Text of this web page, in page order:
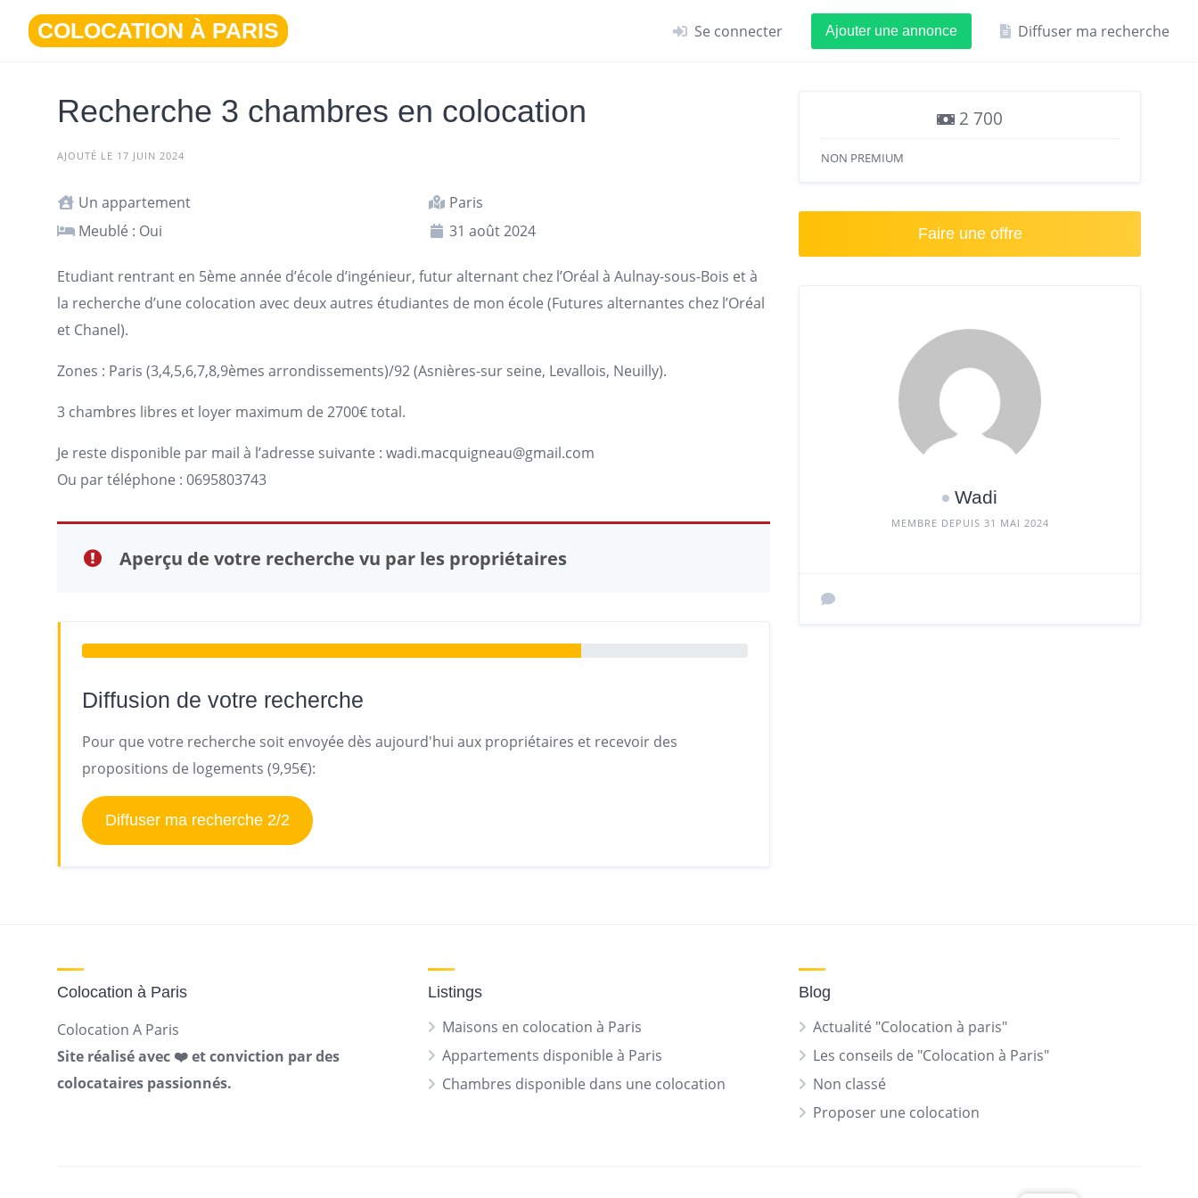
contenu
COLOCATION À PARIS Se connecter Ajouter une annonce Diffuser ma recherche
Recherche 3 chambres en colocation
AJOUTÉ LE 17 JUIN 2024
Un appartement
Paris
Meublé : Oui
31 août 2024
Etudiant rentrant en 5ème année d’école d’ingénieur, futur alternant chez l’Oréal à Aulnay-sous-Bois et à
la recherche d’une colocation avec deux autres étudiantes de mon école (Futures alternantes chez l’Oréal
et Chanel).
Zones : Paris (3,4,5,6,7,8,9èmes arrondissements)/92 (Asnières-sur seine, Levallois, Neuilly).
3 chambres libres et loyer maximum de 2700€ total.
Je reste disponible par mail à l’adresse suivante : wadi.macquigneau@gmail.com
Ou par téléphone : 0695803743
Aperçu de votre recherche vu par les propriétaires
Diffusion de votre recherche
Pour que votre recherche soit envoyée dès aujourd'hui aux propriétaires et recevoir des
propositions de logements (9,95€):
Diffuser ma recherche 2/2
2 700
NON PREMIUM
Faire une offre
Wadi
MEMBRE DEPUIS 31 MAI 2024
Colocation à Paris
Colocation A Paris
Site réalisé avec ❤️ et conviction par des
colocataires passionnés.
Listings
Maisons en colocation à Paris
Appartements disponible à Paris
Chambres disponible dans une colocation
Blog
Actualité "Colocation à paris"
Les conseils de "Colocation à Paris"
Non classé
Proposer une colocation